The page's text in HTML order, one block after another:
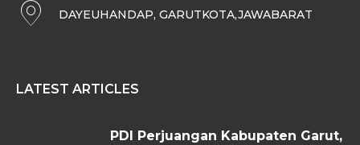
DAYEUHANDAP, GARUTKOTA,JAWABARAT
LATEST ARTICLES
PDI Perjuangan Kabupaten Garut,